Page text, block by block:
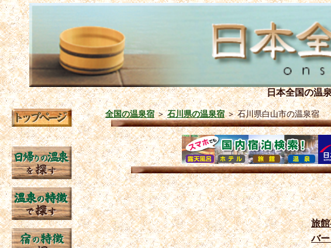
日本全国の温
全国の温泉宿＞石川県の温泉宿＞石川県白山市の温泉宿
旅
バ